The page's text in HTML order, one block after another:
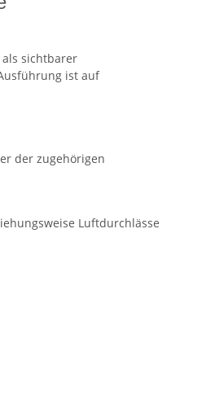
als sichtbarer
ist auf
der zugehörigen
Luftdurchlässe